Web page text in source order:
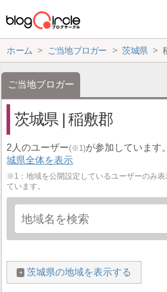
ホーム ご当地ブロガー 茨城県
ご当地ブロガー
茨城県 | 稲敷郡
2人のユーザー(※1)が参加しています
城県全体を表示
※1：地域を公開設定しているユーザーのみ表
ています。
茨城県の地域を表示する